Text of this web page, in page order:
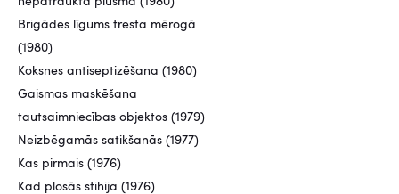
Brigādes līgums tresta mērogā
(1980)
Koksnes antiseptizēšana (1980)
Gaismas maskēšana
tautsaimniecības objektos (1979)
Neizbēgamās satikšanās (1977)
Kas pirmais (1976)
Kad plosās stihija (1976)